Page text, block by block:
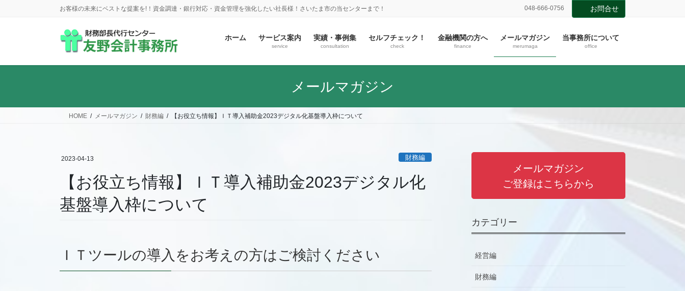
に
ョ
お客様の未来にベストな提案を!！資金調達・銀行対応・資金管理を強化したい社長様！さいたま市の当センターまで！ 048-666-0756 お問合せ
ホーム サービス案内
service
実績・事例集
consultation
セルフチェック！
check
金融機関の方へ
finance
メールマガジン
merumaga
当事務所について
office
メールマガジン
HOME メールマガジン 財務編 【お役立ち情報】ＩＴ導入補助金2023デジタル化基盤導入枠について
2023-04-13 財務編
【お役立ち情報】ＩＴ導入補助金2023デジタル化
基盤導入枠について
ＩＴツールの導入をお考えの方はご検討ください
メールマガジン
ご登録はこちらから
カテゴリー
経営編
財務編